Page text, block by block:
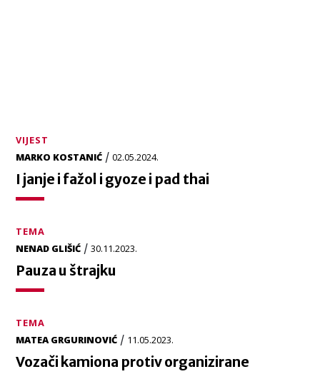
VIJEST
MARKO KOSTANIĆ /02.05.2024.
I janje i fažol i gyoze i pad thai
TEMA
NENAD GLIŠIĆ /30.11.2023.
Pauza u štrajku
TEMA
MATEA GRGURINOVIĆ / 11.05.2023.
Vozači kamiona protiv organizirane